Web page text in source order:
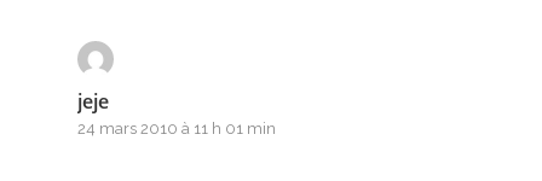
jeje
24 mars 2010 à 11 h 01 min